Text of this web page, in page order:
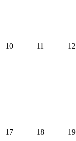
10 11 12
17 18 19